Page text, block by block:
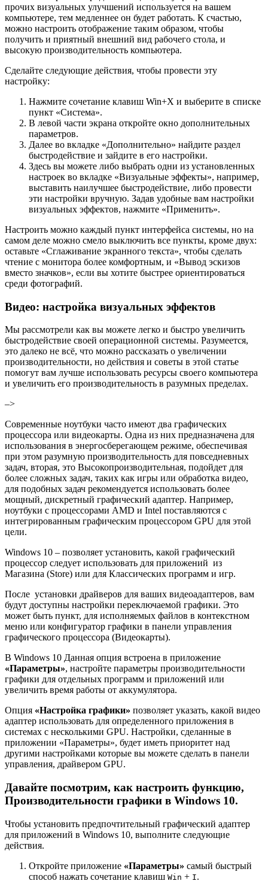
прочих визуальных улучшений используется на вашем
компьютере, тем медленнее он будет работать. К счастью,
можно настроить отображение таким образом, чтобы
получить и приятный внешний вид рабочего стола, и
высокую производительность компьютера.
Сделайте следующие действия, чтобы провести эту
настройку:
Нажмите сочетание клавиш Win+X и выберите в списке
пункт «Система».
В левой части экрана откройте окно дополнительных
параметров.
Далее во вкладке «Дополнительно» найдите раздел
быстродействие и зайдите в его настройки.
Здесь вы можете либо выбрать одни из установленных
настроек во вкладке «Визуальные эффекты», например,
выставить наилучшее быстродействие, либо провести
эти настройки вручную. Задав удобные вам настройки
визуальных эффектов, нажмите «Применить».
Настроить можно каждый пункт интерфейса системы, но на
самом деле можно смело выключить все пункты, кроме двух:
оставьте «Сглаживание экранного текста», чтобы сделать
чтение с монитора более комфортным, и «Вывод эскизов
вместо значков», если вы хотите быстрее ориентироваться
среди фотографий.
Видео: настройка визуальных эффектов
Мы рассмотрели как вы можете легко и быстро увеличить
быстродействие своей операционной системы. Разумеется,
это далеко не всё, что можно рассказать о увеличении
производительности, но действия и советы в этой статье
помогут вам лучше использовать ресурсы своего компьютера
и увеличить его производительность в разумных пределах.
–>
Современные ноутбуки часто имеют два графических
процессора или видеокарты. Одна из них предназначена для
использования в энергосберегающем режиме, обеспечивая
при этом разумную производительность для повседневных
задач, вторая, это Высокопроизводительная, подойдет для
более сложных задач, таких как игры или обработка видео,
для подобных задач рекомендуется использовать более
мощный, дискретный графический адаптер. Например,
ноутбуки с процессорами AMD и Intel поставляются с
интегрированным графическим процессором GPU для этой
цели.
Windows 10 – позволяет установить, какой графический
процессор следует использовать для приложений из
Магазина (Store) или для Классических программ и игр.
После установки драйверов для ваших видеоадаптеров, вам
будут доступны настройки переключаемой графики. Это
может быть пункт, для исполняемых файлов в контекстном
меню или конфигуратор графики в панели управления
графического процессора (Видеокарты).
В Windows 10 Данная опция встроена в приложение
«Параметры», настройте параметры производительности
графики для отдельных программ и приложений или
увеличить время работы от аккумулятора.
Опция «Настройка графики» позволяет указать, какой видео
адаптер использовать для определенного приложения в
системах с несколькими GPU. Настройки, сделанные в
приложении «Параметры», будет иметь приоритет над
другими настройками которые вы можете сделать в панели
управления, драйвером GPU.
Давайте посмотрим, как настроить функцию,
Производительности графики в Windows 10.
Чтобы установить предпочтительный графический адаптер
для приложений в Windows 10, выполните следующие
действия.
Откройте приложение «Параметры» самый быстрый
способ нажать сочетание клавиш Win + I.